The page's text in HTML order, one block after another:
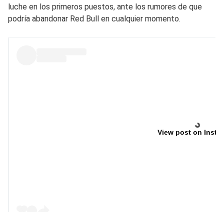
luche en los primeros puestos, ante los rumores de que
podría abandonar Red Bull en cualquier momento.
View post on